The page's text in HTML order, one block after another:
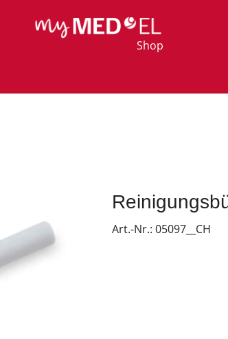
Shop
Art.-Nr.: 05097__CH